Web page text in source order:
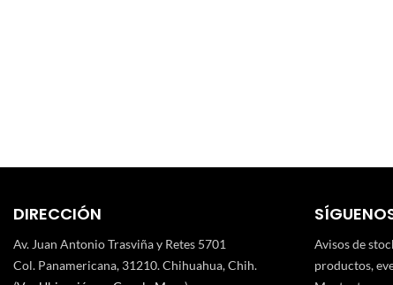
DIRECCIÓN
Av. Juan Antonio Trasviña y Retes 5701
Col. Panamericana, 31210. Chihuahua, Chih.
Avisos de
productos,